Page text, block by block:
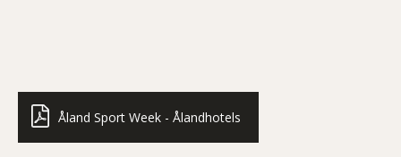
Åland Sport Week - Ålandhotels